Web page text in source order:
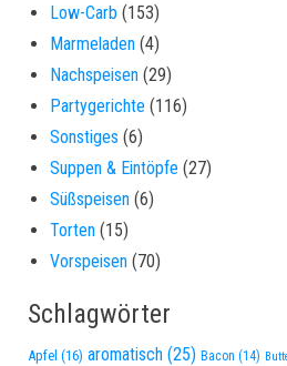
Low-Carb (153)
Marmeladen (4)
Nachspeisen (29)
Partygerichte (116)
Sonstiges (6)
Suppen & Eintöpfe (27)
Süßspeisen (6)
Torten (15)
Vorspeisen (70)
Schlagwörter
Apfel (16) aromatisch (25) Bacon (14)